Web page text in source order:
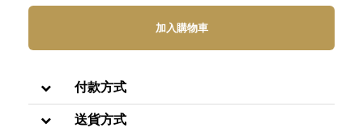
加入購物車
付款方式
送貨方式